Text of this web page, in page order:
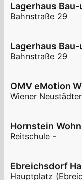
Lagerhaus
Bahnstraße 29
Lagerhaus
Bahnstraße 29
OMV eMotion
Wiener
Hornstein
Reitschule -
Ebreichsdorf
Hauptplatz